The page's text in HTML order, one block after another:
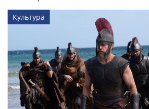
Культура